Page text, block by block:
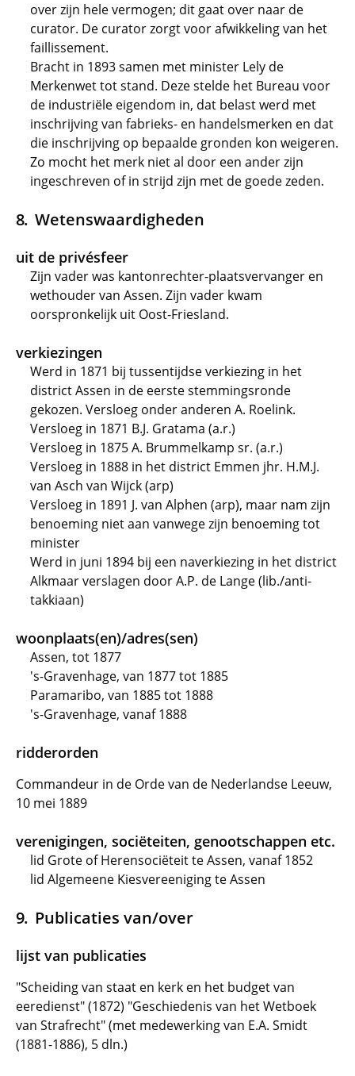
over zijn hele vermogen; dit gaat over naar de
curator. De curator zorgt voor afwikkeling van het
faillissement.
Bracht in 1893 samen met minister Lely de
Merkenwet tot stand. Deze stelde het Bureau voor
de industriële eigendom in, dat belast werd met
inschrijving van fabrieks- en handelsmerken en dat
die inschrijving op bepaalde gronden kon weigeren.
Zo mocht het merk niet al door een ander zijn
ingeschreven of in strijd zijn met de goede zeden.
Wetenswaardigheden
uit de privésfeer
Zijn vader was kantonrechter-plaatsvervanger en
wethouder van Assen. Zijn vader kwam
oorspronkelijk uit Oost-Friesland.
verkiezingen
Werd in 1871 bij tussentijdse verkiezing in het
district Assen in de eerste stemmingsronde
gekozen. Versloeg onder anderen A. Roelink.
Versloeg in 1871 B.J. Gratama (a.r.)
Versloeg in 1875 A. Brummelkamp sr. (a.r.)
Versloeg in 1888 in het district Emmen jhr. H.M.J.
van Asch van Wijck (arp)
Versloeg in 1891 J. van Alphen (arp), maar nam zijn
benoeming niet aan vanwege zijn benoeming tot
minister
Werd in juni 1894 bij een naverkiezing in het district
Alkmaar verslagen door A.P. de Lange (lib./anti-
takkiaan)
woonplaats(en)/adres(sen)
Assen, tot 1877
's-Gravenhage, van 1877 tot 1885
Paramaribo, van 1885 tot 1888
's-Gravenhage, vanaf 1888
ridderorden
Commandeur in de Orde van de Nederlandse Leeuw,
10 mei 1889
verenigingen, sociëteiten, genootschappen etc.
lid Grote of Herensociëteit te Assen, vanaf 1852
lid Algemeene Kiesvereeniging te Assen
Publicaties van/over
lijst van publicaties
"Scheiding van staat en kerk en het budget van
eeredienst" (1872) "Geschiedenis van het Wetboek
van Strafrecht" (met medewerking van E.A. Smidt
(1881-1886), 5 dln.)